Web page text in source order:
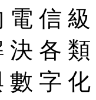
電 信
決 各
數 字